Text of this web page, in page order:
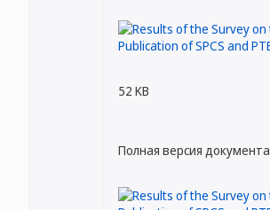
52 KB
Полная версия документа